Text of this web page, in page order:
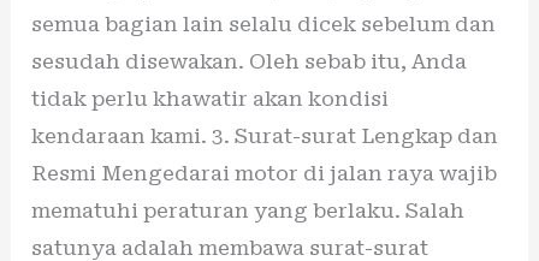
semua bagian lain selalu dicek sebelum dan
sesudah disewakan. Oleh sebab itu, Anda
tidak perlu khawatir akan kondisi
kendaraan kami. 3. Surat-surat Lengkap dan
Resmi Mengedarai motor di jalan raya wajib
mematuhi peraturan yang berlaku. Salah
satunya adalah membawa surat-surat